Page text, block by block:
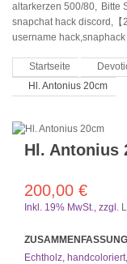
altarkerzen 500/80, Bitte
snapchat hack discord,
username
Startseite
Hl. Antonius 20cm
Hl. Antonius
200,00 €
Inkl. 19% MwSt. zzgl.
ZUSAMMENFASSUNG
Echtholz,